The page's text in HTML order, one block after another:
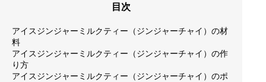
目次
アイスジンジャーミルクティー（ジンジャーチャイ）の材
料
アイスジンジャーミルクティー（ジンジャーチャイ）の作
り方
アイスジンジャーミルクティー（ジンジャーチャイ）のポ